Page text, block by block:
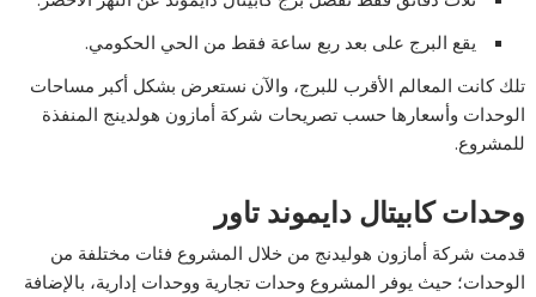
يقع البرج على بعد ربع ساعة فقط من الحي الحكومي.
تلك كانت المعالم الأقرب للبرج، والآن نستعرض بشكل أكبر مساحات
الوحدات وأسعارها حسب تصريحات شركة أمازون هولدينج المنفذة
للمشروع.
وحدات كابيتال دايموند تاور
قدمت شركة أمازون هوليدنج من خلال المشروع فئات مختلفة من
الوحدات؛ حيث يوفر المشروع وحدات تجارية ووحدات إدارية، بالإضافة